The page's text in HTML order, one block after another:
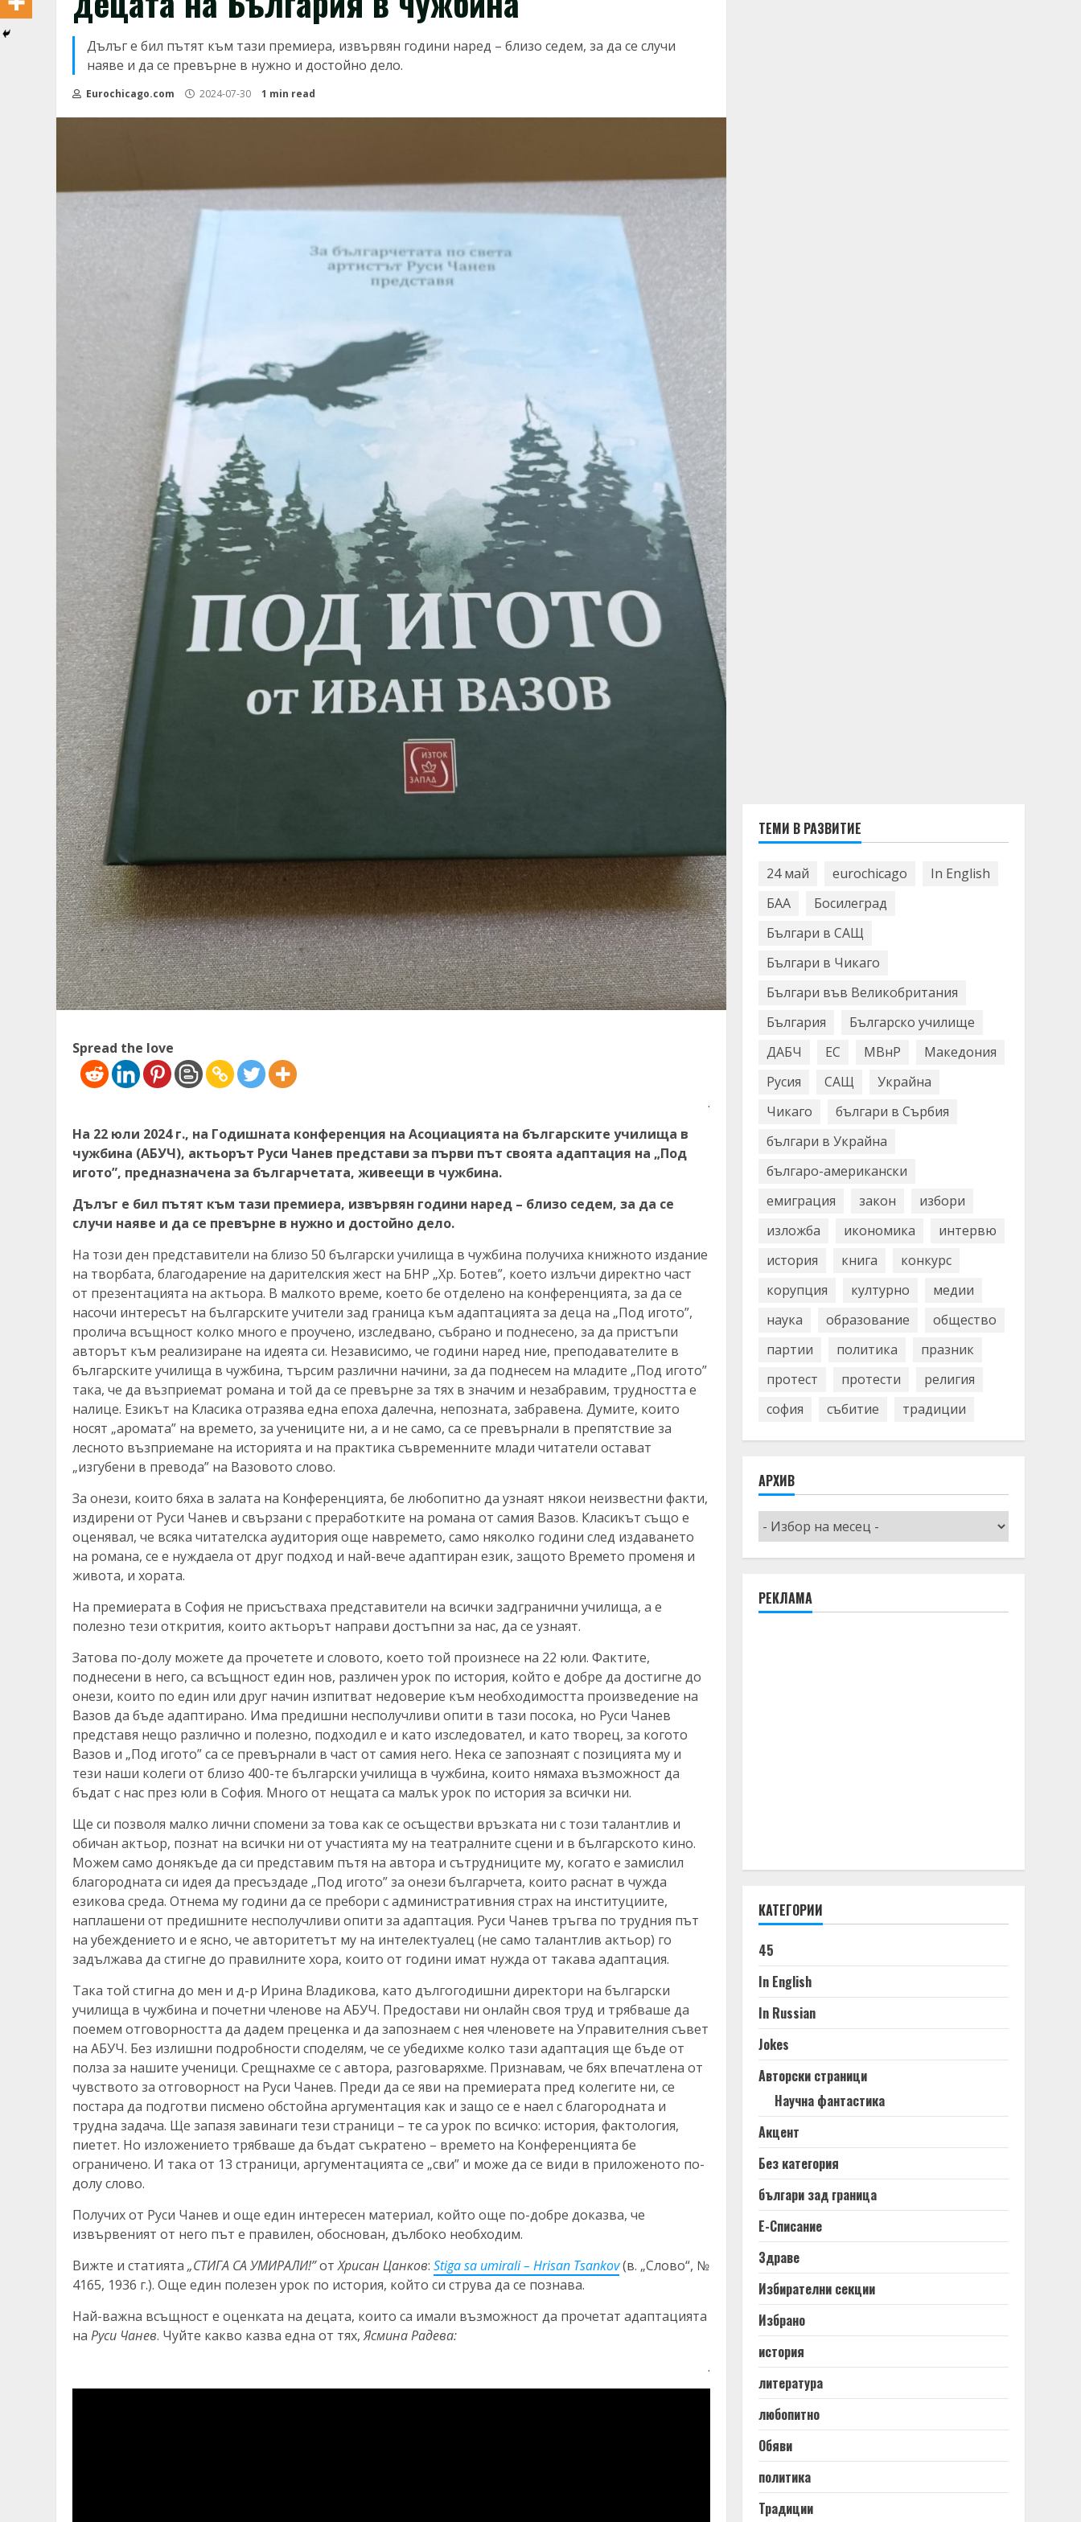
Дълъг е бил пътят към тази премиера, извървян години наред – близо седем, за да се случи
наяве и да се превърне в нужно и достойно дело.
Eurochicago.com 2024-07-30 1 min read
Spread the love
.
На 22 юли 2024 г., на Годишната конференция на Асоциацията на българските училища в
чужбина (АБУЧ), актьорът Руси Чанев представи за първи път своята адаптация на „Под
игото”, предназначена за българчетата, живеещи в чужбина.
Дълъг е бил пътят към тази премиера, извървян години наред – близо седем, за да се
случи наяве и да се превърне в нужно и достойно дело.
На този ден представители на близо 50 български училища в чужбина получиха книжното издание
на творбата, благодарение на дарителския жест на БНР „Хр. Ботев”, което излъчи директно част
от презентацията на актьора. В малкото време, което бе отделено на конференцията, за да се
насочи интересът на българските учители зад граница към адаптацията за деца на „Под игото”,
пролича всъщност колко много е проучено, изследвано, събрано и поднесено, за да пристъпи
авторът към реализиране на идеята си. Независимо, че години наред ние, преподавателите в
българските училища в чужбина, търсим различни начини, за да поднесем на младите „Под игото”
така, че да възприемат романа и той да се превърне за тях в значим и незабравим, трудността е
налице. Езикът на Класика отразява една епоха далечна, непозната, забравена. Думите, които
носят „аромата” на времето, за учениците ни, а и не само, са се превърнали в препятствие за
лесното възприемане на историята и на практика съвременните млади читатели остават
„изгубени в превода” на Вазовото слово.
За онези, които бяха в залата на Конференцията, бе любопитно да узнаят някои неизвестни факти,
издирени от Руси Чанев и свързани с преработките на романа от самия Вазов. Класикът също е
оценявал, че всяка читателска аудитория още навремето, само няколко години след издаването
на романа, се е нуждаела от друг подход и най-вече адаптиран език, защото Времето променя и
живота, и хората.
На премиерата в София не присъстваха представители на всички задгранични училища, а е
полезно тези открития, които актьорът направи достъпни за нас, да се узнаят.
Затова по-долу можете да прочетете и словото, което той произнесе на 22 юли. Фактите,
поднесени в него, са всъщност един нов, различен урок по история, който е добре да достигне до
онези, които по един или друг начин изпитват недоверие към необходимостта произведение на
Вазов да бъде адаптирано. Има предишни несполучливи опити в тази посока, но Руси Чанев
представя нещо различно и полезно, подходил е и като изследовател, и като творец, за когото
Вазов и „Под игото” са се превърнали в част от самия него. Нека се запознаят с позицията му и
тези наши колеги от близо 400-те български училища в чужбина, които нямаха възможност да
бъдат с нас през юли в София. Много от нещата са малък урок по история за всички ни.
Ще си позволя малко лични спомени за това как се осъществи връзката ни с този талантлив и
обичан актьор, познат на всички ни от участията му на театралните сцени и в българското кино.
Можем само донякъде да си представим пътя на автора и сътрудниците му, когато е замислил
благородната си идея да пресъздаде „Под игото” за онези българчета, които раснат в чужда
езикова среда. Отнема му години да се пребори с административния страх на институциите,
наплашени от предишните несполучливи опити за адаптация. Руси Чанев тръгва по трудния път
на убеждението и е ясно, че авторитетът му на интелектуалец (не само талантлив актьор) го
задължава да стигне до правилните хора, които от години имат нужда от такава адаптация.
Така той стигна до мен и д-р Ирина Владикова, като дългогодишни директори на български
училища в чужбина и почетни членове на АБУЧ. Предостави ни онлайн своя труд и трябваше да
поемем отговорността да дадем преценка и да запознаем с нея членовете на Управителния съвет
на АБУЧ. Без излишни подробности споделям, че се убедихме колко тази адаптация ще бъде от
полза за нашите ученици. Срещнахме се с автора, разговаряхме. Признавам, че бях впечатлена от
чувството за отговорност на Руси Чанев. Преди да се яви на премиерата пред колегите ни, се
постара да подготви писмено обстойна аргументация как и защо се е наел с благородната и
трудна задача. Ще запазя завинаги тези страници – те са урок по всичко: история, фактология,
пиетет. Но изложението трябваше да бъдат съкратено – времето на Конференцията бе
ограничено. И така от 13 страници, аргументацията се „сви” и може да се види в приложеното по-
долу слово.
Получих от Руси Чанев и още един интересен материал, който още по-добре доказва, че
извървеният от него път е правилен, обоснован, дълбоко необходим.
Вижте и статията „СТИГА СА УМИРАЛИ!”отХрисан Цанков: Stiga sa umirali – Hrisan Tsankov(в. „Слово“, №
4165, 1936 г.). Още един полезен урок по история, който си струва да се познава.
Най-важна всъщност е оценката на децата, които са имали възможност да прочетат адаптацията
на Руси Чанев. Чуйте какво казва една от тях,Ясмина Радева:
.
ТЕМИ В РАЗВИТИЕ
24 май eurochicago
In English
БАА
Босилеград
Българи в САЩ
Българи в Чикаго
Българи във Великобритания
България
Българско училище
ДАБЧ
ЕС МВнР
Македония
Русия
САЩ
Украйна
Чикаго
българи в Сърбия
българи в Украйна
българо-американски
емиграция
закон
избори
изложба
икономика
интервю
история
книга
конкурс
корупция
културно
медии
наука
образование
общество
партии
политика
празник
протест
протести
религия
софия
събитие традиции
АРХИВ
Архив
РЕКЛАМА
КАТЕГОРИИ
45
In English
In Russian
Jokes
Авторски страници
Научна фантастика
Акцент
Без категория
българи зад граница
Е-Списание
Здраве
Избирателни секции
Избрано
история
литература
любопитно
Обяви
политика
Традиции